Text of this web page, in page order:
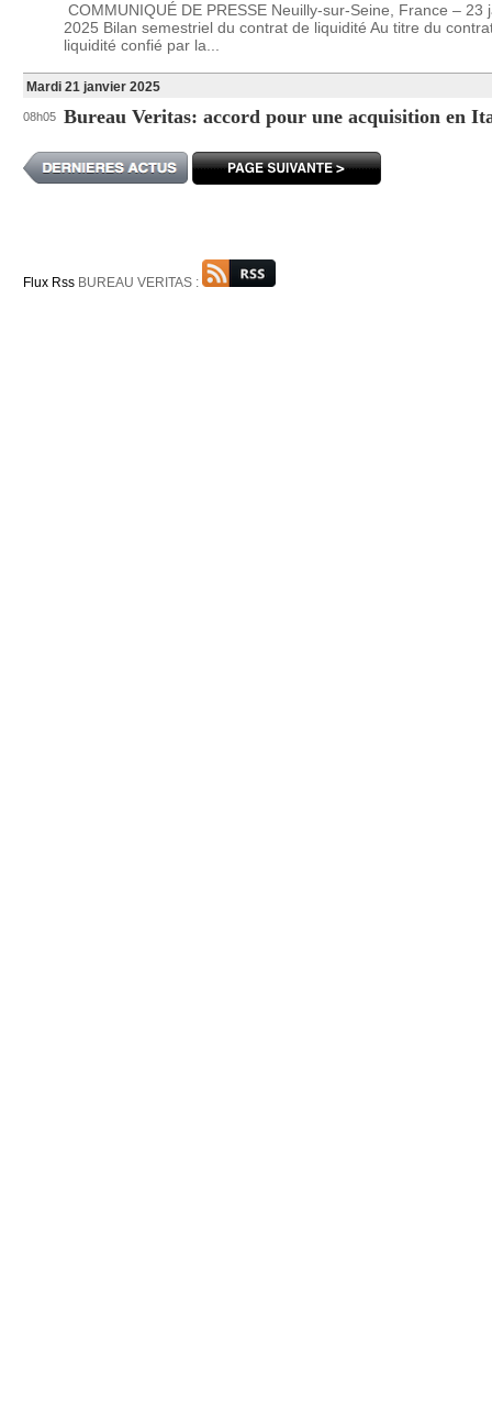
COMMUNIQUÉ DE PRESSE Neuilly-sur-Seine, France – 23
2025 Bilan semestriel du contrat de liquidité Au titre du
liquidité confié par la...
Mardi 21 janvier 2025
08h05 Bureau Veritas: accord pour une acquisition en
Flux Rss BUREAU VERITAS :